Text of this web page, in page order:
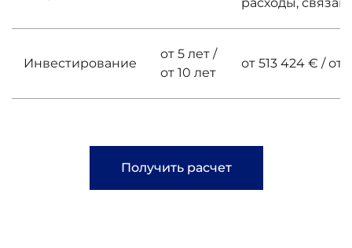
расходы,
Инвестирование
от 5 лет /
от 10 лет
от 513 424 € / от
Получить расчет